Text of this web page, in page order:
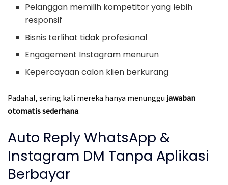
Pelanggan memilih kompetitor yang lebih
responsif
Bisnis terlihat tidak profesional
Engagement Instagram menurun
Kepercayaan calon klien berkurang
Padahal, sering kali mereka hanya menunggu jawaban
otomatis sederhana.
Auto Reply WhatsApp &
Instagram DM Tanpa Aplikasi
Berbayar